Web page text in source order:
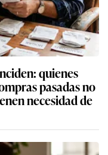
quienes
pasadas no
necesidad de